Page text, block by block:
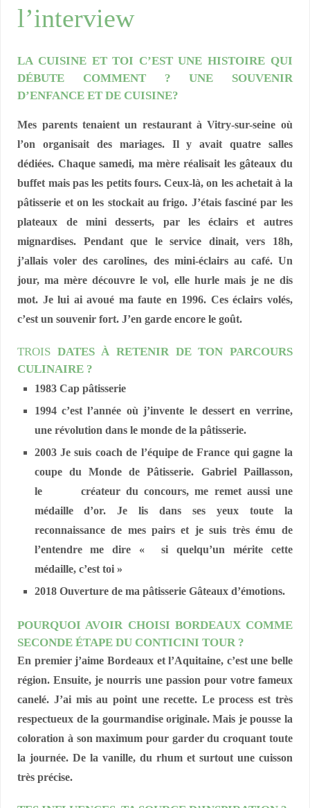
l’interview
LA CUISINE ET TOI C’EST UNE HISTOIRE QUI
DÉBUTE COMMENT ? UNE SOUVENIR
D’ENFANCE ET DE CUISINE?
Mes parents tenaient un restaurant à Vitry-sur-seine où
l’on organisait des mariages. Il y avait quatre salles
dédiées. Chaque samedi, ma mère réalisait les gâteaux du
buffet mais pas les petits fours. Ceux-là, on les achetait à la
pâtisserie et on les stockait au frigo. J’étais fasciné par les
plateaux de mini desserts, par les éclairs et autres
mignardises. Pendant que le service dinait, vers 18h,
j’allais voler des carolines, des mini-éclairs au café. Un
jour, ma mère découvre le vol, elle hurle mais je ne dis
mot. Je lui ai avoué ma faute en 1996. Ces éclairs volés,
c’est un souvenir fort. J’en garde encore le goût.
TROIS DATES À RETENIR DE TON PARCOURS
CULINAIRE ?
1983 Cap pâtisserie
1994 c’est l’année où j’invente le dessert en verrine,
une révolution dans le monde de la pâtisserie.
2003 Je suis coach de l’équipe de France qui gagne la
coupe du Monde de Pâtisserie. Gabriel Paillasson,
le créateur du concours, me remet aussi une
médaille d’or. Je lis dans ses yeux toute la
reconnaissance de mes pairs et je suis très ému de
l’entendre me dire « si quelqu’un mérite cette
médaille, c’est toi »
2018 Ouverture de ma pâtisserie Gâteaux d’émotions.
POURQUOI AVOIR CHOISI BORDEAUX COMME
SECONDE ÉTAPE DU CONTICINI TOUR ?
En premier j’aime Bordeaux et l’Aquitaine, c’est une belle
région. Ensuite, je nourris une passion pour votre fameux
canelé. J’ai mis au point une recette. Le process est très
respectueux de la gourmandise originale. Mais je pousse la
coloration à son maximum pour garder du croquant toute
la journée. De la vanille, du rhum et surtout une cuisson
très précise.